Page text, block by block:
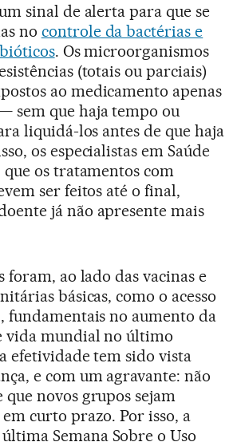
sinal de alerta para que se
no controle da bactérias e
. Os microorganismos
(totais ou parciais)
ao medicamento apenas
sem que haja tempo ou
liquidá-los antes de que haja
os especialistas em Saúde
os tratamentos com
ser feitos até o final,
já não apresente mais
foram, ao lado das vacinas e
básicas, como o acesso
fundamentais no aumento da
vida mundial no último
efetividade tem sido vista
e com um agravante: não
novos grupos sejam
curto prazo. Por isso, a
Semana Sobre o Uso